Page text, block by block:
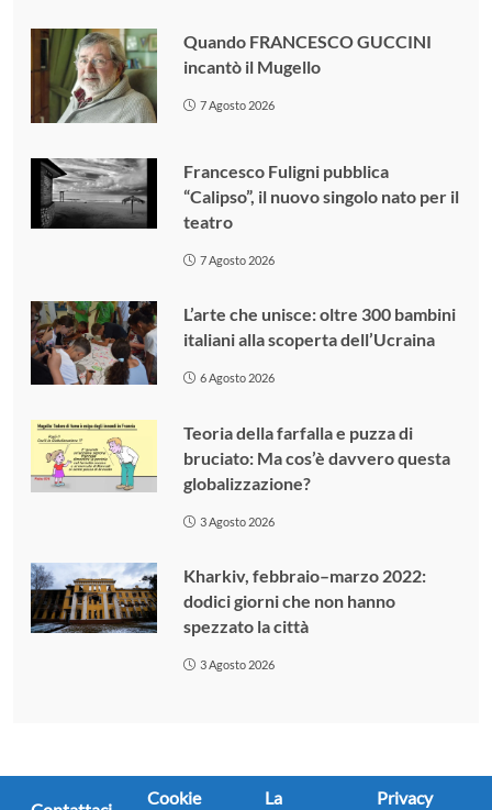
Quando FRANCESCO GUCCINI
incantò il Mugello
7 Agosto 2026
Francesco Fuligni pubblica
“Calipso”, il nuovo singolo nato per il
teatro
7 Agosto 2026
L’arte che unisce: oltre 300 bambini
italiani alla scoperta dell’Ucraina
6 Agosto 2026
Teoria della farfalla e puzza di
bruciato: Ma cos’è davvero questa
globalizzazione?
3 Agosto 2026
Kharkiv, febbraio–marzo 2022:
dodici giorni che non hanno
spezzato la città
3 Agosto 2026
Cookie La Privacy